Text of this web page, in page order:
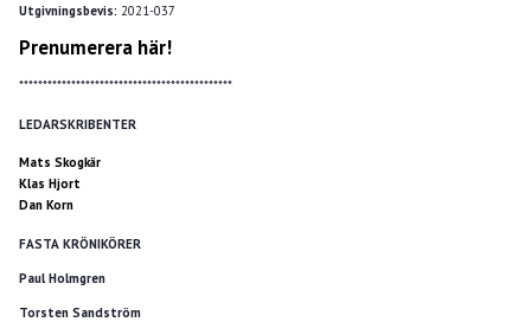
Utgivningsbevis: 2021-037
Prenumerera här!
*********************************************
LEDARSKRIBENTER
Mats Skogkär
Klas Hjort
Dan Korn
FASTA KRÖNIKÖRER
Paul Holmgren
Torsten Sandström